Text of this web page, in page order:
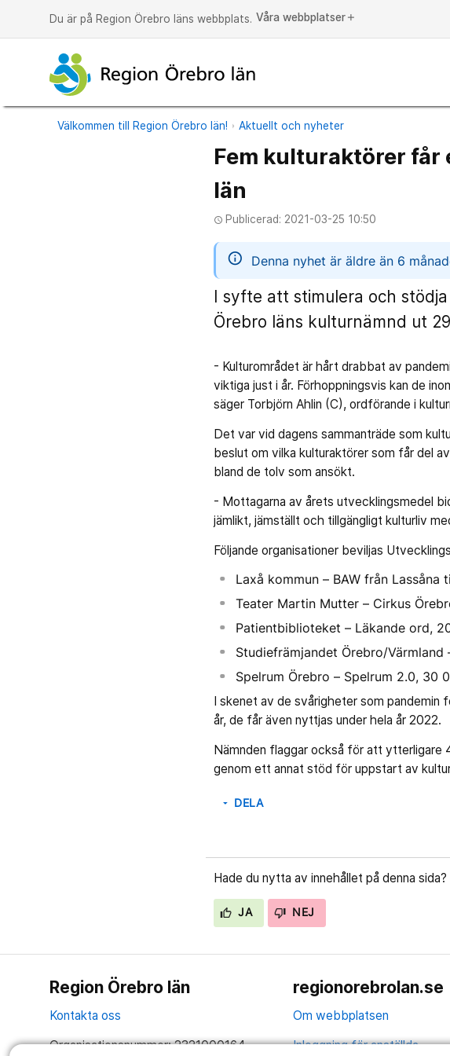
Du är på Region Örebro läns webbplats. Våra webbplatser add
Välkommen till Region Örebro län! Aktuellt och nyheter
Fem kulturaktörer får
län
access_time Publicerad: 2021-03-25 10:50
information
Denna nyhet är äldre än 6
I syfte att stimulera och
Örebro läns kulturnämnd ut
- Kulturområdet är hårt drabbat av
viktiga just i år. Förhoppningsvis kan de
säger Torbjörn Ahlin (C), ordförande i
Det var vid dagens sammanträde som
beslut om vilka kulturaktörer som får del
bland de tolv som ansökt.
- Mottagarna av årets utvecklingsmedel
jämlikt, jämställt och tillgängligt kulturliv
Följande organisationer beviljas
Laxå kommun – BAW från
Teater Martin Mutter – Cirkus
Patientbiblioteket – Läkande ord,
Studiefrämjandet Örebro/
Spelrum Örebro – Spelrum 2.0, 30
I skenet av de svårigheter som pandemin
år, de får även nyttjas under hela år 2022.
Nämnden flaggar också för att ytterligare
genom ett annat stöd för uppstart av
arrow_drop_down DELA
Hade du nytta av innehållet på denna sida?
JA NEJ
Region Örebro län
Kontakta oss
Organisationsnummer: 2321000164
regionorebrolan.se
Om webbplatsen
Inloggning för anställda